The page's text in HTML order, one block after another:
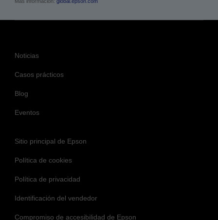
Noticias
Casos prácticos
Blog
Eventos
Sitio principal de Epson
Política de cookies
Política de privacidad
Identificación del vendedor
Compromiso de accesibilidad de Epson